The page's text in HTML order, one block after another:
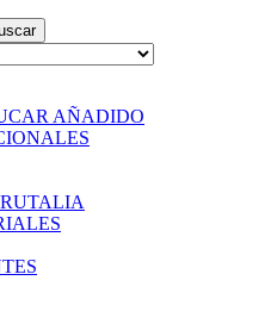
AÑADIDO